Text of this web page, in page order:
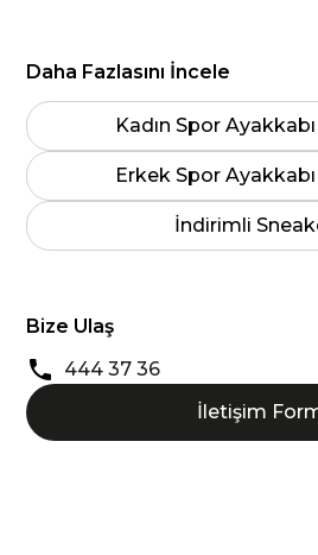
Daha Fazlasını İncele
Kadın Spor
Erkek Spor
İndirimli
Bize Ulaş
444 37 36
İletişim